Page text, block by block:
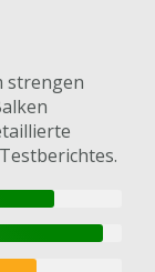
strengen